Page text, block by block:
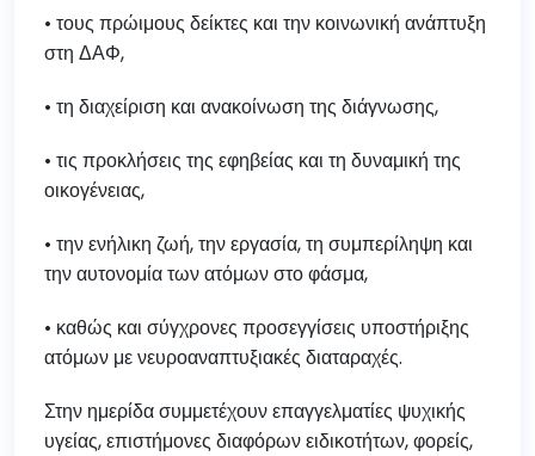
• τους πρώιμους δείκτες και την κοινωνική ανάπτυξη
στη ΔΑΦ,
• τη διαχείριση και ανακοίνωση της διάγνωσης,
• τις προκλήσεις της εφηβείας και τη δυναμική της
οικογένειας,
• την ενήλικη ζωή, την εργασία, τη συμπερίληψη και
την αυτονομία των ατόμων στο φάσμα,
• καθώς και σύγχρονες προσεγγίσεις υποστήριξης
ατόμων με νευροαναπτυξιακές διαταραχές.
Στην ημερίδα συμμετέχουν επαγγελματίες ψυχικής
υγείας, επιστήμονες διαφόρων ειδικοτήτων, φορείς,